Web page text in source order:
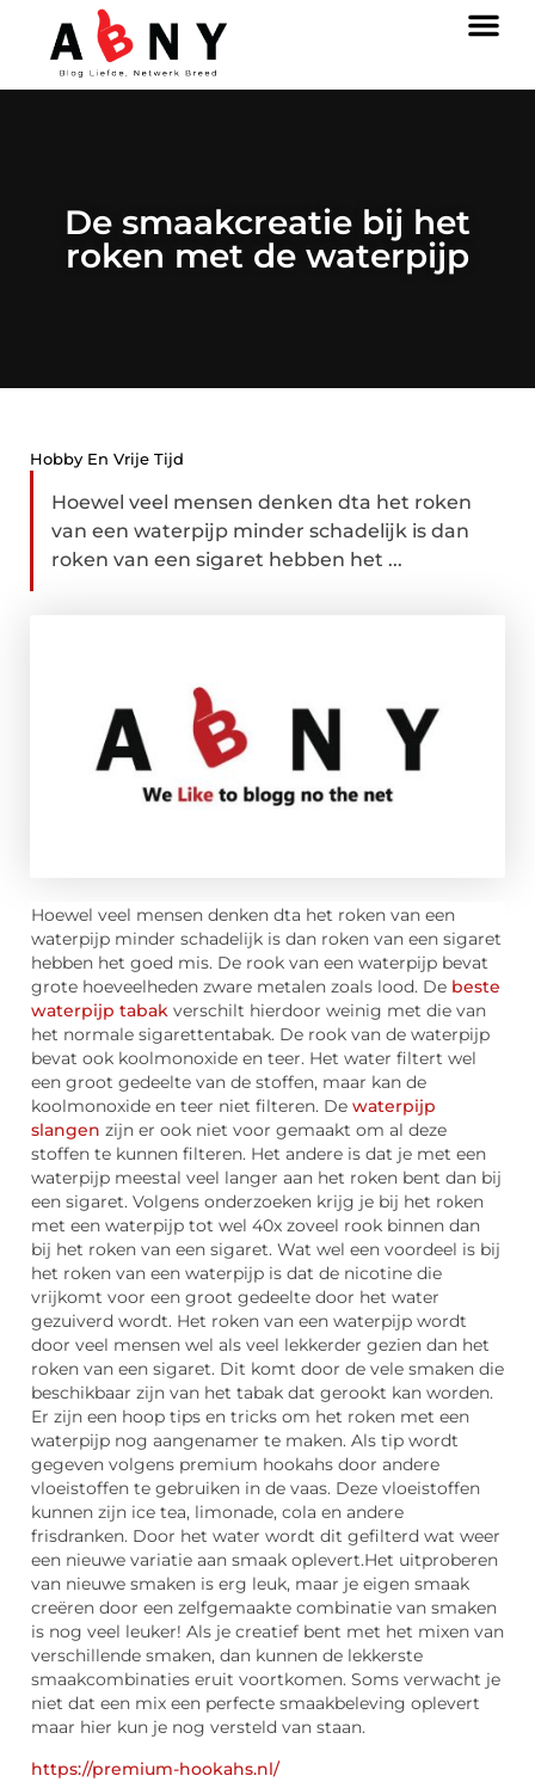
De smaakcreatie bij het
roken met de waterpijp
Hobby En Vrije Tijd
Hoewel veel mensen denken dta het roken
van een waterpijp minder schadelijk is dan
roken van een sigaret hebben het ...
Hoewel veel mensen denken dta het roken van een
waterpijp minder schadelijk is dan roken van een sigaret
hebben het goed mis. De rook van een waterpijp bevat
grote hoeveelheden zware metalen zoals lood. De beste
waterpijp tabak verschilt hierdoor weinig met die van
het normale sigarettentabak. De rook van de waterpijp
bevat ook koolmonoxide en teer. Het water filtert wel
een groot gedeelte van de stoffen, maar kan de
koolmonoxide en teer niet filteren. De waterpijp
slangen zijn er ook niet voor gemaakt om al deze
stoffen te kunnen filteren. Het andere is dat je met een
waterpijp meestal veel langer aan het roken bent dan bij
een sigaret. Volgens onderzoeken krijg je bij het roken
met een waterpijp tot wel 40x zoveel rook binnen dan
bij het roken van een sigaret. Wat wel een voordeel is bij
het roken van een waterpijp is dat de nicotine die
vrijkomt voor een groot gedeelte door het water
gezuiverd wordt. Het roken van een waterpijp wordt
door veel mensen wel als veel lekkerder gezien dan het
roken van een sigaret. Dit komt door de vele smaken die
beschikbaar zijn van het tabak dat gerookt kan worden.
Er zijn een hoop tips en tricks om het roken met een
waterpijp nog aangenamer te maken. Als tip wordt
gegeven volgens premium hookahs door andere
vloeistoffen te gebruiken in de vaas. Deze vloeistoffen
kunnen zijn ice tea, limonade, cola en andere
frisdranken. Door het water wordt dit gefilterd wat weer
een nieuwe variatie aan smaak oplevert.Het uitproberen
van nieuwe smaken is erg leuk, maar je eigen smaak
creëren door een zelfgemaakte combinatie van smaken
is nog veel leuker! Als je creatief bent met het mixen van
verschillende smaken, dan kunnen de lekkerste
smaakcombinaties eruit voortkomen. Soms verwacht je
niet dat een mix een perfecte smaakbeleving oplevert
maar hier kun je nog versteld van staan.
https://premium-hookahs.nl/